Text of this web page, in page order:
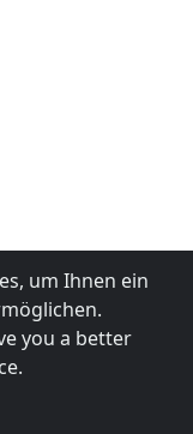
um Ihnen ein
you a better